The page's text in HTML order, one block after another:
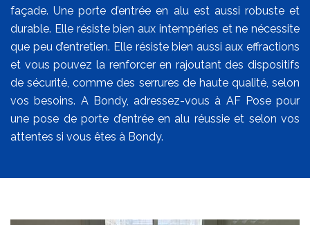
façade. Une porte d’entrée en alu est aussi robuste et
durable. Elle résiste bien aux intempéries et ne nécessite
que peu d’entretien. Elle résiste bien aussi aux effractions
et vous pouvez la renforcer en rajoutant des dispositifs
de sécurité, comme des serrures de haute qualité, selon
vos besoins. A Bondy, adressez-vous à AF Pose pour
une pose de porte d’entrée en alu réussie et selon vos
attentes si vous êtes à Bondy.